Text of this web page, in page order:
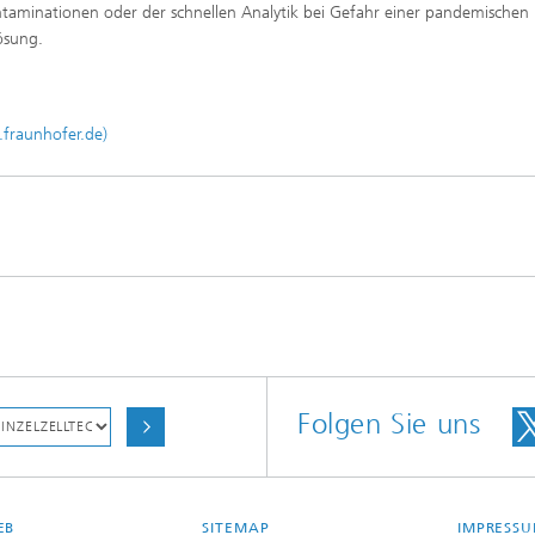
oder der schnellen Analytik bei Gefahr einer pandemischen
Folgen Sie uns
SITEMAP